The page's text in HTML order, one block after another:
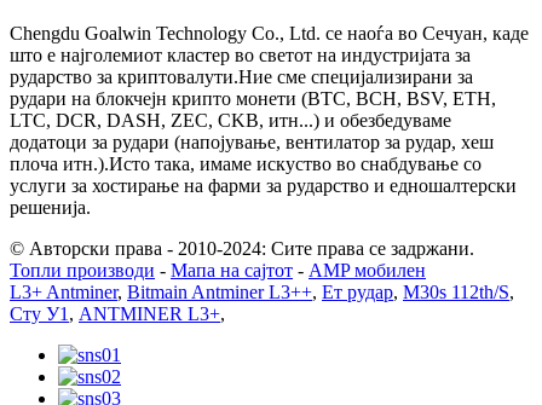
Chengdu Goalwin Technology Co., Ltd. се наоѓа во Сечуан, каде
што е најголемиот кластер во светот на индустријата за
рударство за криптовалути.Ние сме специјализирани за
рудари на блокчејн крипто монети (BTC, BCH, BSV, ETH,
LTC, DCR, DASH, ZEC, CKB, итн...) и обезбедуваме
додатоци за рудари (напојување, вентилатор за рудар, хеш
плоча итн.).Исто така, имаме искуство во снабдување со
услуги за хостирање на фарми за рударство и едношалтерски
решенија.
© Авторски права - 2010-2024: Сите права се задржани.
Топли производи - Мапа на сајтот - AMP мобилен
L3+ Antminer, Bitmain Antminer L3++, Ет рудар, M30s 112th/S,
Сту У1 , ANTMINER L3+,